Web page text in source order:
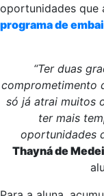
oportunidades que
programa de
“Ter duas
comprometimento
só já atrai muitos
ter mais
oportunidades
Thayná de